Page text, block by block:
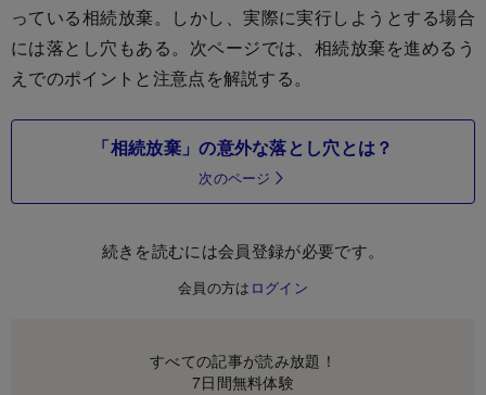
っている相続放棄。しかし、実際に実行しようとする場合
には落とし穴もある。次ページでは、相続放棄を進めるう
えでのポイントと注意点を解説する。
「相続放棄」の意外な落とし穴とは？
次のページ
続きを読むには会員登録が必要です。
会員の方は ログイン
すべての記事が読み放題！
7日間無料体験